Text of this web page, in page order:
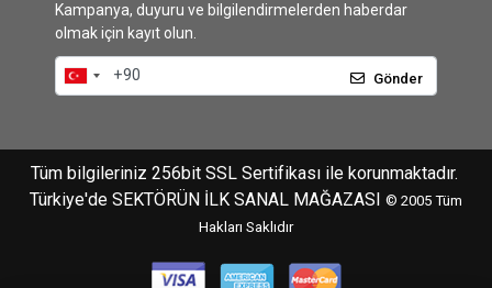
Kampanya, duyuru ve bilgilendirmelerden haberdar
olmak için kayıt olun.
Gönder
Tüm bilgileriniz 256bit SSL Sertifikası ile korunmaktadır.
Türkiye'de SEKTÖRÜN İLK SANAL MAĞAZASI © 2005 Tüm
Hakları Saklıdır